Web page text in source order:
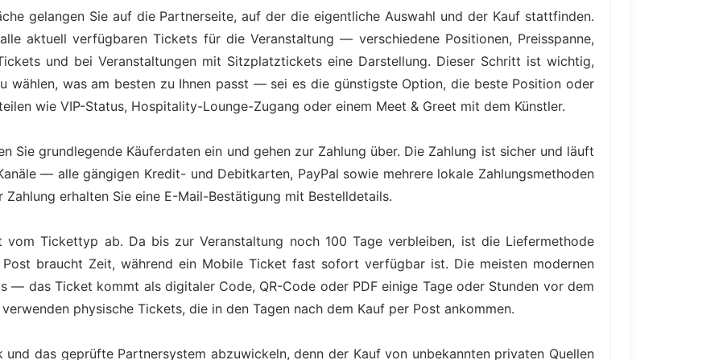
gelangen Sie auf die Partnerseite, auf der die eigentliche Auswahl und der Kauf stattfinden.
aktuell verfügbaren Tickets für die Veranstaltung — verschiedene Positionen, Preisspanne,
und bei Veranstaltungen mit Sitzplatztickets eine Darstellung. Dieser Schritt ist wichtig,
wählen, was am besten zu Ihnen passt — sei es die günstigste Option, die beste Position oder
wie VIP-Status, Hospitality-Lounge-Zugang oder einem Meet & Greet mit dem Künstler.
Sie grundlegende Käuferdaten ein und gehen zur Zahlung über. Die Zahlung ist sicher und läuft
— alle gängigen Kredit- und Debitkarten, PayPal sowie mehrere lokale Zahlungsmethoden
erhalten Sie eine E-Mail-Bestätigung mit Bestelldetails.
vom Tickettyp ab. Da bis zur Veranstaltung noch 100 Tage verbleiben, ist die Liefermethode
braucht Zeit, während ein Mobile Ticket fast sofort verfügbar ist. Die meisten modernen
— das Ticket kommt als digitaler Code, QR-Code oder PDF einige Tage oder Stunden vor dem
physische Tickets, die in den Tagen nach dem Kauf per Post ankommen.
das geprüfte Partnersystem abzuwickeln, denn der Kauf von unbekannten privaten Quellen